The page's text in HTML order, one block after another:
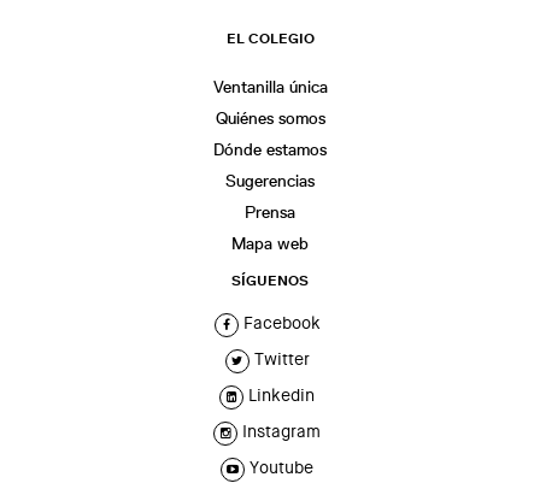
EL COLEGIO
Ventanilla única
Quiénes somos
Dónde estamos
Sugerencias
Prensa
Mapa web
SÍGUENOS
Facebook
Twitter
Linkedin
Instagram
Youtube